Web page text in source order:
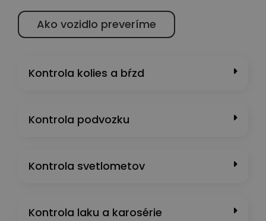
Ako vozidlo preveríme
Kontrola kolies a bŕzd
Kontrola podvozku
Kontrola svetlometov
Kontrola laku a karosérie